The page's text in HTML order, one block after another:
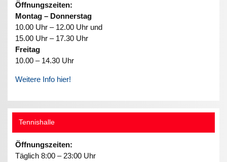
Öffnungszeiten:
Montag – Donnerstag
10.00 Uhr – 12.00 Uhr und
15.00 Uhr – 17.30 Uhr
Freitag
10.00 – 14.30 Uhr
Weitere Info hier!
Tennishalle
Öffnungszeiten:
Täglich 8:00 – 23:00 Uhr